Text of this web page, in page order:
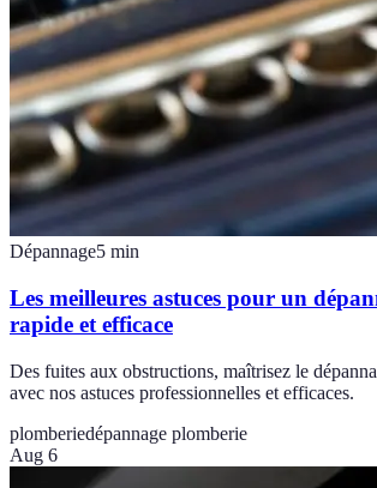
Dépannage5 min
Les meilleures astuces pour un
rapide et efficace
Des fuites aux obstructions, maîtrisez le
avec nos astuces professionnelles et efficaces.
plomberiedépannage plomberie
Aug 6